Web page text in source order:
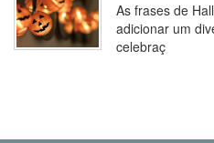
As frases de
adicionar um
celebraç